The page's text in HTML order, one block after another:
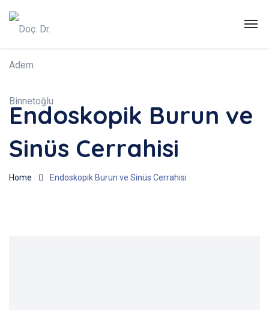
Endoskopik Burun ve
Sinüs Cerrahisi
Home Endoskopik Burun ve Sinüs Cerrahisi